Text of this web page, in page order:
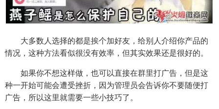
大多数人选择的都是挨个加好友，给别人介绍你产品的
情况，这种方法看似很没有效率，但其实效果还是很好的。
如果你不想这样做，也可以直接在群里打广告，但是这
种一开始可能会遭受挫折，因为管理员会告诉你不要随便打
广告，所以这里就需要一些小技巧了。